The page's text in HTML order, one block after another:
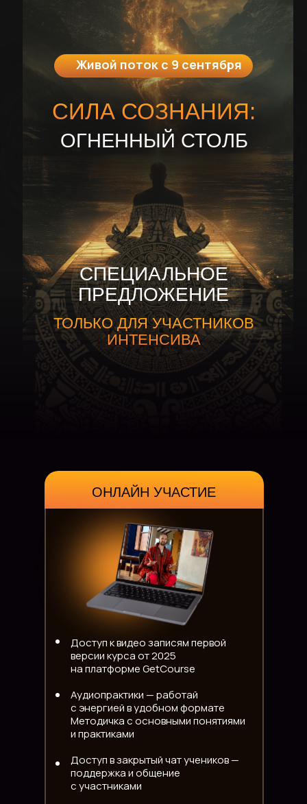
Живой поток с 9 сентября
СИЛА СОЗНАНИЯ:
ОГНЕННЫЙ СТОЛБ
ТОЛЬКО ДЛЯ УЧАСТНИКОВ
ИНТЕНСИВА
СПЕЦИАЛЬНОЕ
ПРЕДЛОЖЕНИЕ
Аудиопрактики — работай
с энергией в удобном формате
Методичка с основными понятиями
и практиками
Доступ в закрытый чат учеников —
поддержка и общение
с участниками
Доступ к видео записям первой
версии курса от 2025
на платформе GetCourse
ОНЛАЙН УЧАСТИЕ